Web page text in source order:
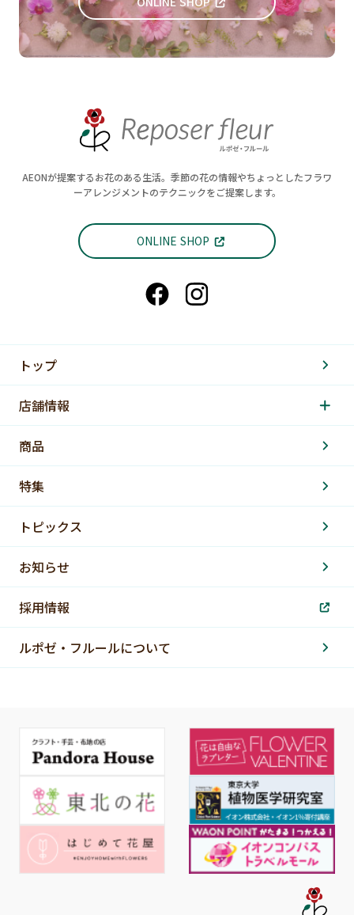
AEONが提案するお花のある生活。季節の花の情報やちょっとしたフラワ
ーアレンジメントのテクニックをご提案します。
ONLINE SHOP
トップ
店舗情報
商品
特集
トピックス
お知らせ
採用情報
ルポゼ・フルールについて